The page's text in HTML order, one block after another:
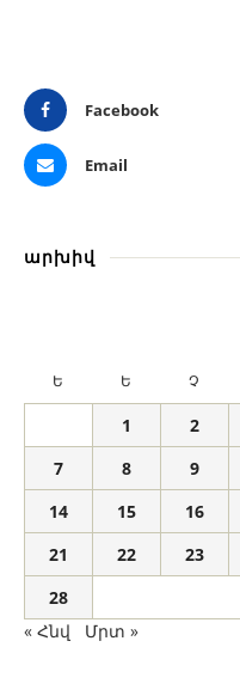
Facebook
Email
արխիվ
Ե Ե Չ
1 2
7
8 9
14
15 16
21
22 23
28
« Հնվ
Մրտ »